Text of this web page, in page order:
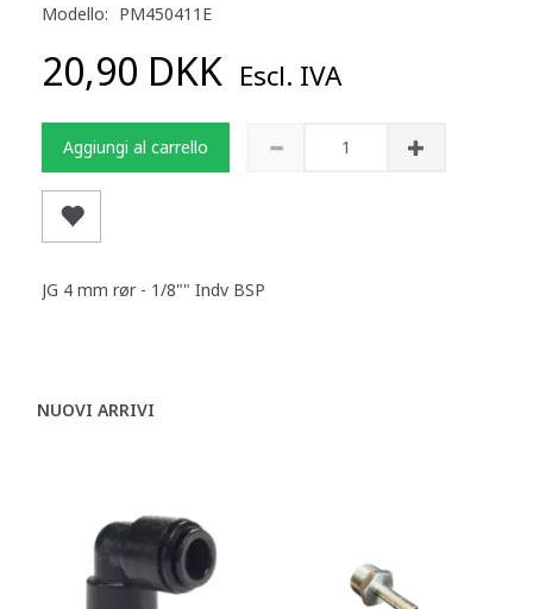
Modello: PM450411E
20,90 DKK Escl. IVA
Aggiungi al carrello
JG 4 mm rør - 1/8"" Indv BSP
NUOVI ARRIVI